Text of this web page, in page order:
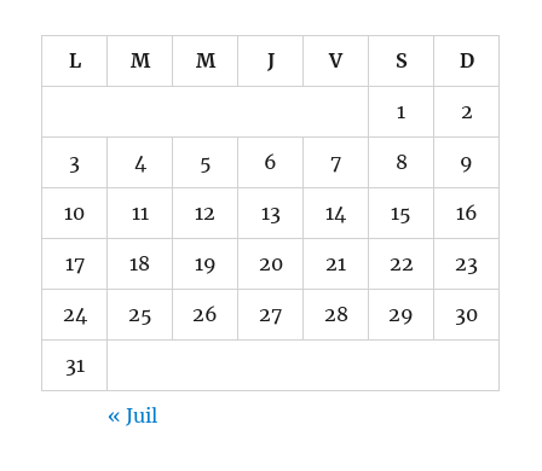
L M M J V S D
1 2
3 4 5 6 7 8 9
10 11 12 13 14 15 16
17 18 19 20 21 22 23
24 25 26 27 28 29 30
31
« Juil